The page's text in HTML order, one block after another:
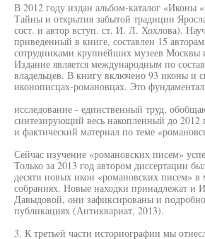
В 2012 году издан альбом-каталог «Иконы
Тайны и открытия забытой традиции
сост. и автор вступ. ст. И. Л. Хохлова).
приведенный в книге, составлен 15
сотрудниками крупнейших музеев Москвы
Издание является международным по
владельцев. В книгу включено 93 иконы и
иконописцах-романовцах. Это
исследование - единственный труд,
синтезирующий весь накопленный до 2012
и фактический материал по теме
Сейчас изучение «романовских писем»
Только за 2013 год автором диссертации
десяти новых икон «романовских писем»
собраниях. Новые находки принадлежат и
Давыдовой, они зафиксированы и
публикациях (Антиквариат, 2013).
3. К третьей части историографии мы